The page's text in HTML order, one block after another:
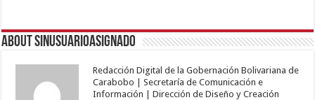
About sinusuarioasignado
Redacción Digital de la Gobernación Bolivariana de
Carabobo | Secretaría de Comunicación e
Información | Dirección de Diseño y Creación